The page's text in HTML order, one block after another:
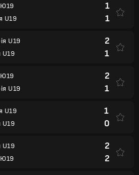
U19
1
1
U19
U19
2
1
U19
2
1
U19
U19
1
0
U19
2
2